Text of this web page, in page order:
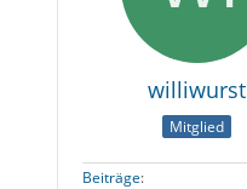
williwurst
Mitglied
Beiträge